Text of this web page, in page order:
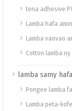
tena adhesive
Lamba hafa
Lamba vaovao
Cotton lamba
lamba samy
Pongee lamba
Lamba peta-